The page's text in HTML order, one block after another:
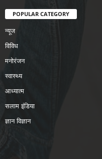
POPULAR CATEGORY
न्यूज
विविध
मनोरंजन
स्वास्थ्य
आध्यात्म
सलाम इंडिया
ज्ञान विज्ञान